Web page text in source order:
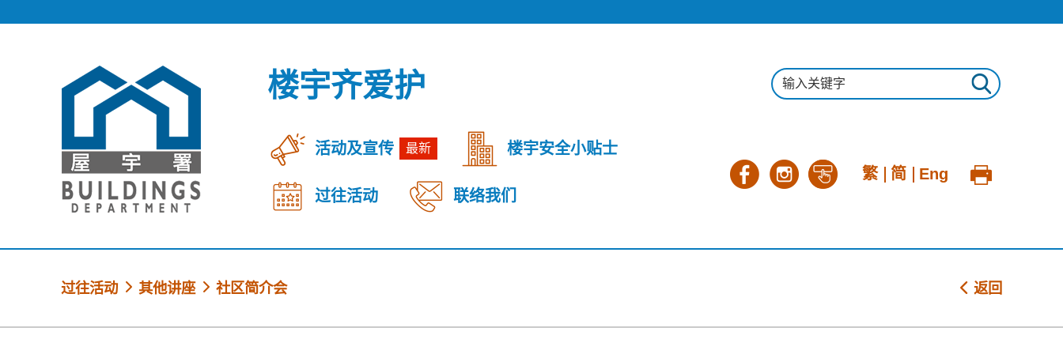
楼宇齐爱护
活动及宣传 最新 楼宇安全小贴士
过往活动 联络我们
繁 简 Eng
过往活动 其他讲座 社区简介会 返回